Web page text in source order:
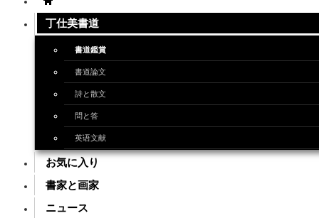
丁仕美書道
書道鑑賞
書道論文
詩と散文
問と答
英语文献
お気に入り
書家と画家
ニュース